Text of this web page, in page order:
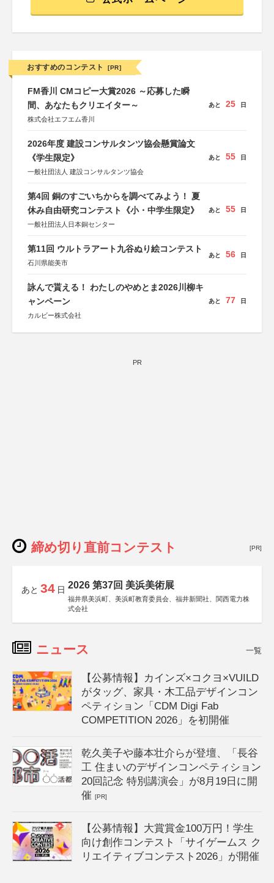
おすすめのコンテスト [PR]
FM香川 CMコピー大賞2026 ～応募した瞬
間、あなたもクリエイター～
株式会社エフエム香川
あと 25 日
2026年度 建設コンサルタンツ協会懸賞論文
《学生限定》
一般社団法人 建設コンサルタンツ協会
あと 55 日
第4回 銅のすごいちからを調べてみよう！ 夏
休み自由研究コンテスト《小・中学生限定》
一般社団法人日本銅センター
あと 55 日
第11回 ウルトラアート九谷ぬり絵コンテスト
石川県能美市
あと 56 日
詠んで貰える！ わたしのやめとま2026川柳キ
ャンペーン
カルビー株式会社
あと 77 日
PR
締め切り直前コンテスト [PR]
あと 34 日 2026 第37回 美浜美術展
福井県美浜町、美浜町教育委員会、福井新聞社、関西電力株
式会社
ニュース 一覧
【公募情報】カインズ×コクヨ×VUILD
がタッグ、家具・木工品デザインコン
ペティション「CDM Digi Fab
COMPETITION 2026」を初開催
乾久美子や藤本壮介らが登壇、「長谷
工 住まいのデザインコンペティション
20回記念 特別講演会」が8月19日に開
催[PR]
【公募情報】大賞賞金100万円！学生
向け創作コンテスト「サイゲームス ク
リエイティブコンテスト2026」が開催